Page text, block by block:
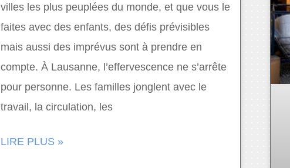
villes les plus peuplées du monde, et que vous le
faites avec des enfants, des défis prévisibles
mais aussi des imprévus sont à prendre en
compte. À Lausanne, l’effervescence ne s’arrête
pour personne. Les familles jonglent avec le
travail, la circulation, les
LIRE PLUS »